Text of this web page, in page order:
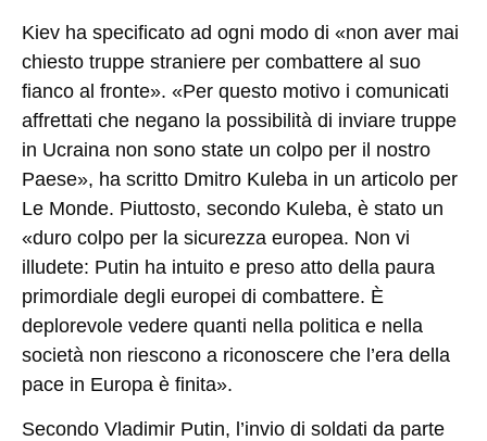
Kiev ha specificato ad ogni modo di «non aver mai
chiesto truppe straniere per combattere al suo
fianco al fronte». «Per questo motivo i comunicati
affrettati che negano la possibilità di inviare truppe
in Ucraina non sono state un colpo per il nostro
Paese», ha scritto Dmitro Kuleba in un articolo per
Le Monde. Piuttosto, secondo Kuleba, è stato un
«duro colpo per la sicurezza europea. Non vi
illudete: Putin ha intuito e preso atto della paura
primordiale degli europei di combattere. È
deplorevole vedere quanti nella politica e nella
società non riescono a riconoscere che l’era della
pace in Europa è finita».
Secondo Vladimir Putin, l’invio di soldati da parte